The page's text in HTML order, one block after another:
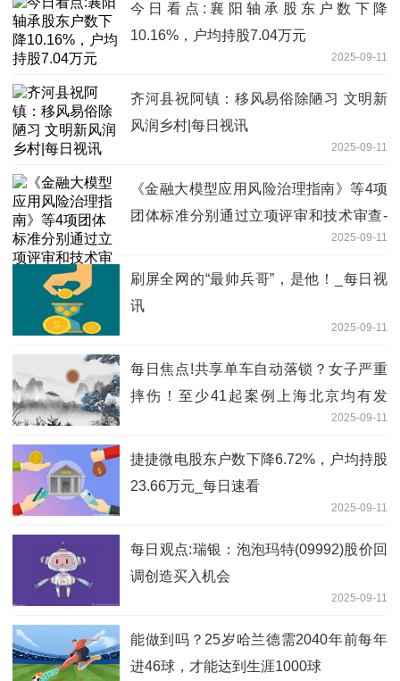
今日看点:襄阳轴承股东户数下降
10.16%，户均持股7.04万元
2025-09-11
齐河县祝阿镇：移风易俗除陋习 文明新
风润乡村|每日视讯
2025-09-11
《金融大模型应用风险治理指南》等4项
团体标准分别通过立项评审和技术审查-
2025-09-11
刷屏全网的“最帅兵哥”，是他！_每日视
讯
2025-09-11
每日焦点!共享单车自动落锁？女子严重
摔伤！至少41起案例上海北京均有发
2025-09-11
捷捷微电股东户数下降6.72%，户均持股
23.66万元_每日速看
2025-09-11
每日观点:瑞银：泡泡玛特(09992)股价回
调创造买入机会
2025-09-11
能做到吗？25岁哈兰德需2040年前每年
进46球，才能达到生涯1000球